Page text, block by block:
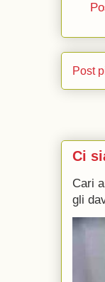
Post
Ci
Cari
gli